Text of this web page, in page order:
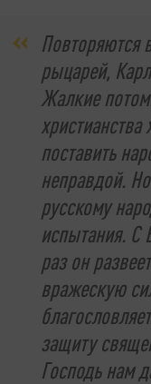
Повторяются
рыцарей,
Жалкие
поставить
неправдой.
русскому
испытания.
раз он
вражескую
защиту
Господь нам